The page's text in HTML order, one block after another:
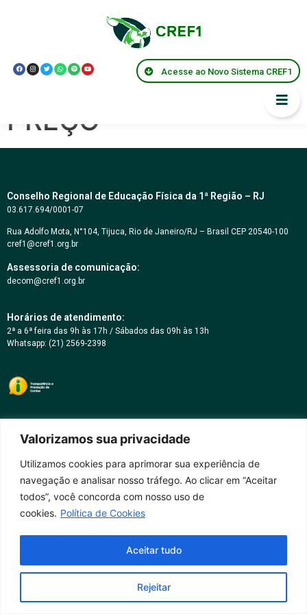
Valorizamos sua privacidade
Utilizamos cookies para aprimorar sua experiência de
navegação e analisar nosso tráfego. Ao clicar em “Aceitar
todos”, você concorda com nosso uso de
cookies. Política de Cookies
Rejeitar
Aceitar tudo
Acesse ao Novo Sistema CREF1
PREGÃO
ELETRÔNICO Nº
015/2022 – MENOR
PREÇO
Conselho Regional de Educação Física da 1ª Região – RJ
03.617.694/0001-07
Rua Adolfo Mota, N°104, Tijuca, Rio de Janeiro/RJ – Brasil CEP 20540-100
cref1@cref1.org.br
Assessoria de comunicação:
decom@cref1.org.br
Horários de atendimento:
2ª a 6ª feira das 9h às 17h / Sábados das 09h às 13h
Whatsapp: (21) 2569-2398